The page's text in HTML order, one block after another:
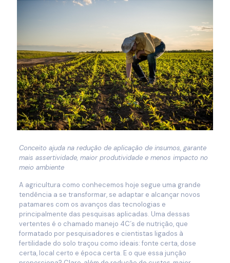
Conceito ajuda na redução de aplicação de insumos, garante
mais assertividade, maior produtividade e menos impacto no
meio ambiente
A agricultura como conhecemos hoje segue uma grande
tendência a se transformar, se adaptar e alcançar novos
patamares com os avanços das tecnologias e
principalmente das pesquisas aplicadas. Uma dessas
vertentes é o chamado manejo 4C´s de nutrição, que
formatado por pesquisadores e cientistas ligados à
fertilidade do solo traçou como ideais: fonte certa, dose
certa, local certo e época certa. E o que essa junção